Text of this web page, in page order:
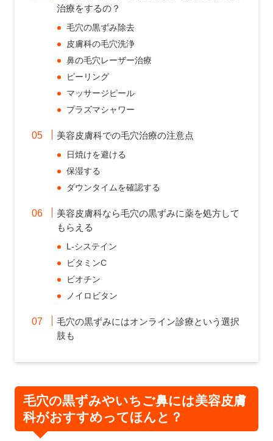
治療をするの？
毛穴の黒ずみ除去
皮膚科の毛穴洗浄
鼻の毛穴レーザー治療
ピーリング
マッサージピール
プラズマシャワー
美容皮膚科での毛穴治療の注意点
日焼けを避ける
保湿する
ダウンタイムを確認する
美容皮膚科なら毛穴の黒ずみに薬を処方して
もらえる
L-システイン
ビタミンC
ビオチン
ノイロビタン
毛穴の黒ずみにはオンライン診療という選択
肢も
毛穴の黒ずみやいちご鼻には美容皮膚
科がおすすめってほんと？